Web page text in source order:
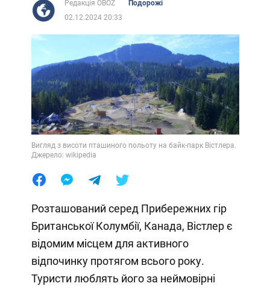
Редакція OBOZ
Подорожі
02.12.2024 20:33
Вигляд з висоти пташиного польоту на байк-парк Вістлера.
Джерело: wikipedia
Розташований серед Прибережних гір
Британської Колумбії, Канада, Вістлер є
відомим місцем для активного
відпочинку протягом всього року.
Туристи люблять його за неймовірні